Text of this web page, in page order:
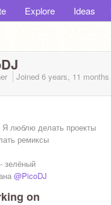
Explore Ideas
Joined 6 years, 11 months
Я люблю делать проекты
ремиксы
зелёный
@PicoDJ
on